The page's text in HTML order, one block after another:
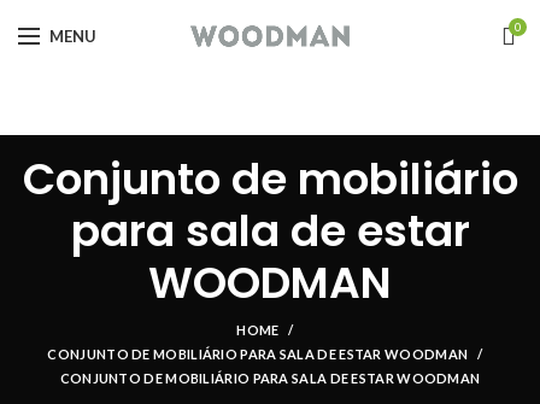
MENU 0
Conjunto de mobiliário
para sala de estar
WOODMAN
HOME
CONJUNTO DE MOBILIÁRIO PARA SALA DE ESTAR WOODMAN
CONJUNTO DE MOBILIÁRIO PARA SALA DE ESTAR WOODMAN